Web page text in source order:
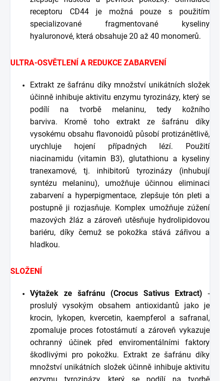
receptoru CD44 je možná pouze s použitím
specializované fragmentované kyseliny
hyaluronové, která obsahuje 20 až 40 monomerů.
ULTRA-OSVĚTLENÍ A REDUKCE ZABARVENÍ
Extrakt ze šafránu díky množství unikátních složek
účinně inhibuje aktivitu enzymu tyrozinázy, který se
podílí na tvorbě melaninu, tedy kožního
barviva. Kromě toho extrakt ze šafránu díky
vysokému obsahu flavonoidů působí protizánětlivě,
urychluje hojení případných lézí. Použití
niacinamidu (vitamin B3), glutathionu a kyseliny
tranexamové, tj. inhibitorů tyrozinázy (inhubují
syntézu melaninu), umožňuje účinnou eliminaci
zabarvení a hyperpigmentace, zlepšuje tón pleti a
postupně ji rozjasňuje. Komplex umožňuje zúžení
mazových žláz a zároveň utěsňuje hydrolipidovou
bariéru, díky čemuž se pokožka stává zářivou a
hladkou.
SLOŽENÍ
Výtažek ze šafránu (Crocus Sativus Extract) -
proslulý vysokým obsahem antioxidantů jako je
krocin, lykopen, kvercetin, kaempferol a safranal,
zpomaluje proces fotostárnutí a zároveň vykazuje
ochranný účinek před enviromentálními faktory
škodlivými pro pokožku. Extrakt ze šafránu díky
množství unikátních složek účinně inhibuje aktivitu